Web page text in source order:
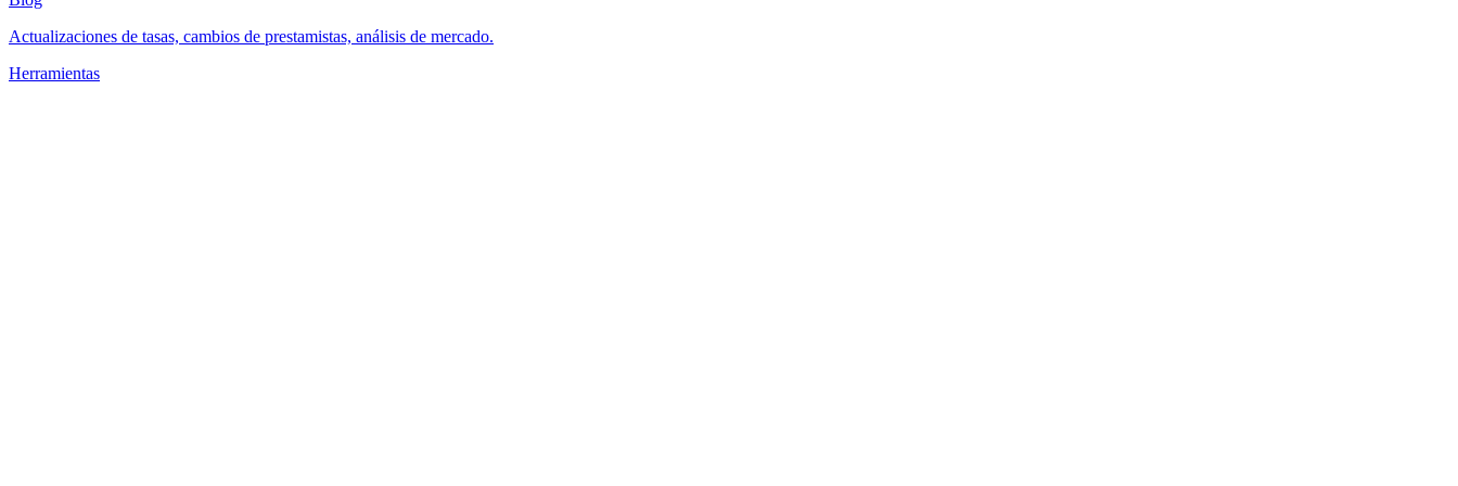
Actualizaciones de tasas, cambios de prestamistas, análisis de mercado.
Herramientas